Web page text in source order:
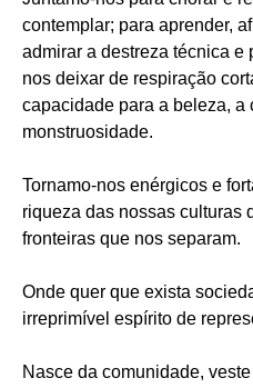
contemplar; para aprender,
admirar a destreza técnica e
nos deixar de respiração
capacidade para a beleza, a
monstruosidade.
Tornamo-nos enérgicos e
riqueza das nossas culturas
fronteiras que nos separam.
Onde quer que exista
irreprimível espírito de
Nasce da comunidade,